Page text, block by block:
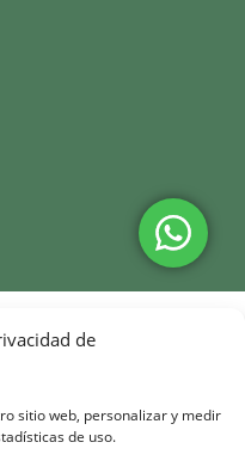
de
sitio web, personalizar y medir
de uso.